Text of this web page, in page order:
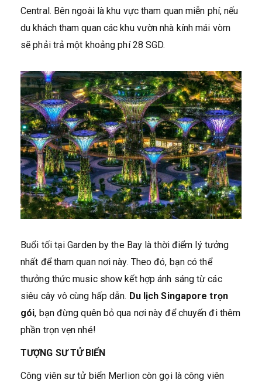
Central. Bên ngoài là khu vực tham quan miễn phí, nếu
du khách tham quan các khu vườn nhà kính mái vòm
sẽ phải trả một khoảng phí 28 SGD.
Buổi tối tại Garden by the Bay là thời điểm lý tưởng
nhất để tham quan nơi này. Theo đó, bạn có thể
thưởng thức music show kết hợp ánh sáng từ các
siêu cây vô cùng hấp dẫn. Du lịch Singapore trọn
gói, bạn đừng quên bỏ qua nơi này để chuyến đi thêm
phần trọn vẹn nhé!
TƯỢNG SƯ TỬ BIỂN
Công viên sư tử biển Merlion còn gọi là công viên